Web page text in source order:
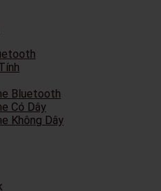
Bluetooth
Có Dây
Không Dây